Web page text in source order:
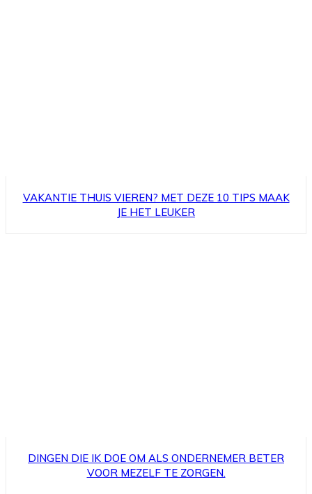
VAKANTIE THUIS VIEREN? MET DEZE 10 TIPS MAAK
JE HET LEUKER
DINGEN DIE IK DOE OM ALS ONDERNEMER BETER
VOOR MEZELF TE ZORGEN.